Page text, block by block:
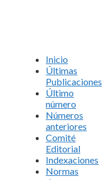
Inicio
Últimas
Publicaciones
Último
número
Números
anteriores
Comité
Editorial
Indexaciones
Normas